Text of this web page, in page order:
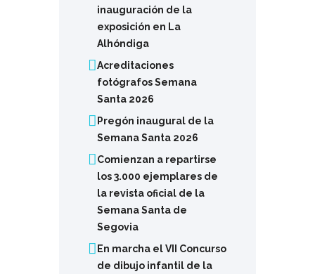
inauguración de la
exposición en La
Alhóndiga
Acreditaciones
fotógrafos Semana
Santa 2026
Pregón inaugural de la
Semana Santa 2026
Comienzan a repartirse
los 3.000 ejemplares de
la revista oficial de la
Semana Santa de
Segovia
En marcha el VII Concurso
de dibujo infantil de la